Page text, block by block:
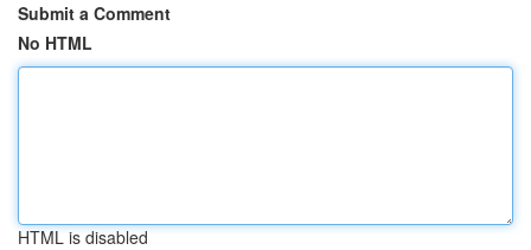
Submit a Comment
No HTML
HTML is disabled